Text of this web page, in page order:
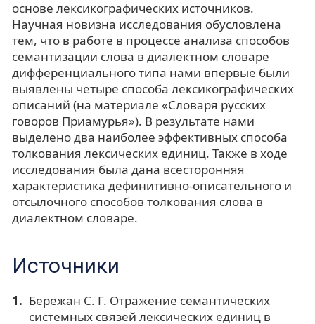
основе лексикографических источников.
Научная новизна исследования обусловлена
тем, что в работе в процессе анализа способов
семантизации слова в диалектном словаре
дифференциального типа нами впервые были
выявлены четыре способа лексикографических
описаний (на материале «Словаря русских
говоров Приамурья»). В результате нами
выделено два наиболее эффективных способа
толкования лексических единиц. Также в ходе
исследования была дана всесторонняя
характеристика дефинитивно-описательного и
отсылочного способов толкования слова в
диалектном словаре.
Источники
Бережан С. Г. Отражение семантических
системных связей лексических единиц в